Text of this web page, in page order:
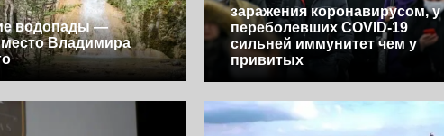
водопады —
Владимира
заражения коронавирусом, у
переболевших COVID-19
сильней иммунитет чем у
привитых